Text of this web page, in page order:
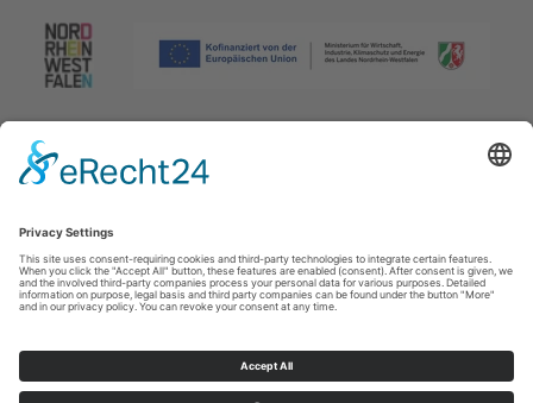
Afdruk|Privacybeleid|Verklaring van toegankelijkheid|Neem
contact met ons op
T: +49 (0) 2974 96980 E: info@sauerland.com